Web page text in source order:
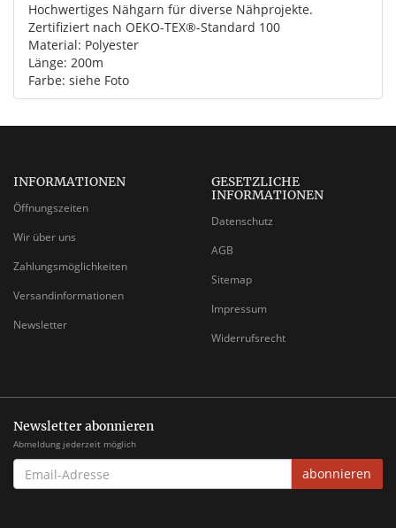
Hochwertiges Nähgarn für diverse Nähprojekte.
Zertifiziert nach OEKO-TEX®-Standard 100
Material: Polyester
Länge: 200m
Farbe: siehe Foto
INFORMATIONEN
Öffnungszeiten
Wir über uns
Zahlungsmöglichkeiten
Versandinformationen
Newsletter
GESETZLICHE
INFORMATIONEN
Datenschutz
AGB
Sitemap
Impressum
Widerrufsrecht
Newsletter abonnieren
Abmeldung jederzeit möglich
EMAIL-
ADRESSE
abonnieren